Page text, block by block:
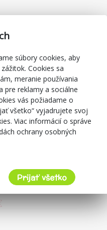
súbory cookies, aby
Cookies sa
meranie používania
pre reklamy a sociálne
vás požiadame o
všetko“ vyjadrujete svoj
Viac informácií o správe
ochrany osobných
Prijať všetko